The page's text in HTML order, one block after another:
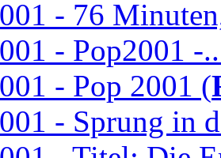
- 76
- Pop2001 -
- Pop 2001 (
- Sprung in